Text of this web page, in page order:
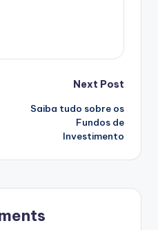
Next Post
Saiba tudo sobre os
Fundos de
Investimento